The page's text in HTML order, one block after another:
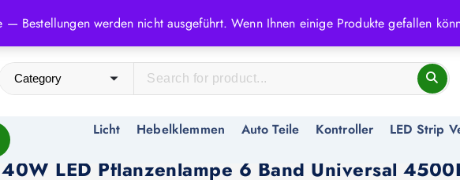
— Bestellungen werden nicht ausgeführt. Wenn Ihnen einige Produkte gefallen
Licht Hebelklemmen Auto Teile Kontroller LED Strip
40W LED Pflanzenlampe 6 Band Universal